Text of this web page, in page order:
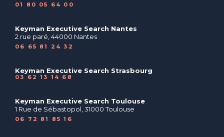
01 80 05 64 00
Keyman Executive Search Nantes
2 rue paré, 44000 Nantes
06 65 81 24 32
Keyman Executive Search Strasbourg
03 62 13 14 68
Keyman Executive Search Toulouse
1 Rue de Sébastopol, 31000 Toulouse
06 72 81 85 16